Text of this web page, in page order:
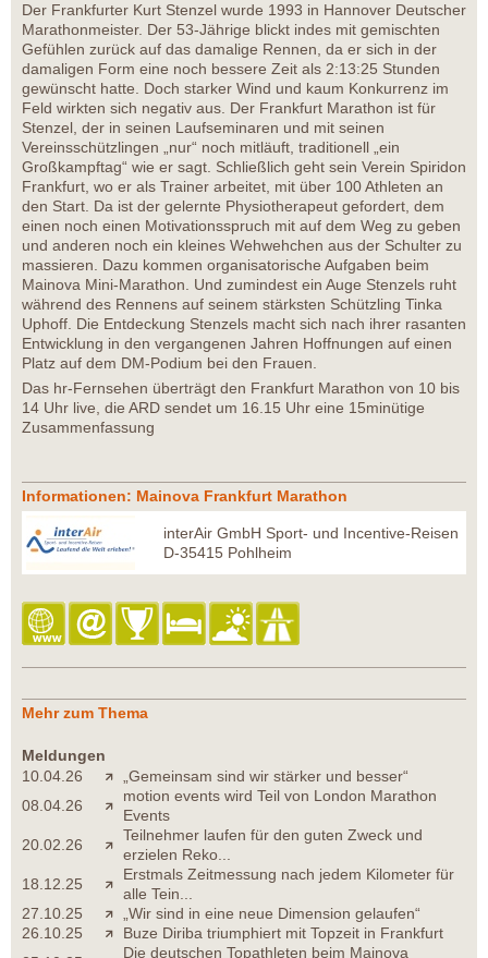
Der Frankfurter Kurt Stenzel wurde 1993 in Hannover Deutscher
Marathonmeister. Der 53-Jährige blickt indes mit gemischten
Gefühlen zurück auf das damalige Rennen, da er sich in der
damaligen Form eine noch bessere Zeit als 2:13:25 Stunden
gewünscht hatte. Doch starker Wind und kaum Konkurrenz im
Feld wirkten sich negativ aus. Der Frankfurt Marathon ist für
Stenzel, der in seinen Laufseminaren und mit seinen
Vereinsschützlingen „nur“ noch mitläuft, traditionell „ein
Großkampftag“ wie er sagt. Schließlich geht sein Verein Spiridon
Frankfurt, wo er als Trainer arbeitet, mit über 100 Athleten an
den Start. Da ist der gelernte Physiotherapeut gefordert, dem
einen noch einen Motivationsspruch mit auf dem Weg zu geben
und anderen noch ein kleines Wehwehchen aus der Schulter zu
massieren. Dazu kommen organisatorische Aufgaben beim
Mainova Mini-Marathon. Und zumindest ein Auge Stenzels ruht
während des Rennens auf seinem stärksten Schützling Tinka
Uphoff. Die Entdeckung Stenzels macht sich nach ihrer rasanten
Entwicklung in den vergangenen Jahren Hoffnungen auf einen
Platz auf dem DM-Podium bei den Frauen.
Das hr-Fernsehen überträgt den Frankfurt Marathon von 10 bis
14 Uhr live, die ARD sendet um 16.15 Uhr eine 15minütige
Zusammenfassung
Informationen: Mainova Frankfurt Marathon
interAir GmbH Sport- und Incentive-Reisen
D-35415 Pohlheim
Mehr zum Thema
Meldungen
10.04.26
„Gemeinsam sind wir stärker und besser“
08.04.26
motion events wird Teil von London Marathon
Events
20.02.26
Teilnehmer laufen für den guten Zweck und
erzielen Reko...
18.12.25
Erstmals Zeitmessung nach jedem Kilometer für
alle Tein...
27.10.25
„Wir sind in eine neue Dimension gelaufen“
26.10.25
Buze Diriba triumphiert mit Topzeit in Frankfurt
Die deutschen Topathleten beim Mainova